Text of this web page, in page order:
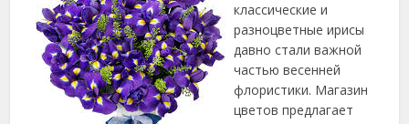
классические и
разноцветные ирисы
давно стали важной
частью весенней
флористики. Магазин
цветов предлагает